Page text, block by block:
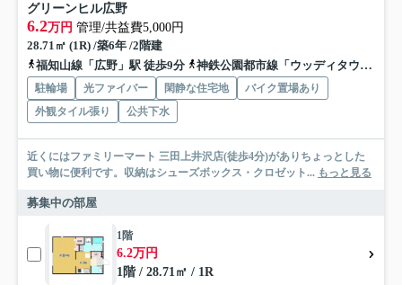
グリーンヒル広野
6.2万円 管理/共益費5,000円
28.71㎡ (1R) /築6年 /2階建
福知山線「広野」駅 徒歩9分
神鉄公園都市線「ウッディタウン中央」駅 バス23分 神姫バス「上井沢」 停歩10分
駐輪場 光ファイバー 閑静な住宅地
バイク置場あり
外観タイル張り
公共下水
近くにはファミリーマート 三田上井沢店(徒歩4分)がありちょっとした
買い物に便利です。収納はシューズボックス・クロゼット... もっと見る
募集中の部屋
1階
6.2万円
1階 / 28.71㎡ / 1R